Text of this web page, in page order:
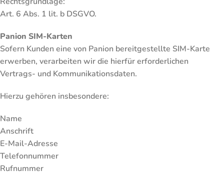
Art. 6 Abs. 1 lit. b DSGVO.
Panion SIM-Karten
Sofern Kunden eine von Panion bereitgestellte SIM-Karte
erwerben, verarbeiten wir die hierfür erforderlichen
Vertrags- und Kommunikationsdaten.
Hierzu gehören insbesondere:
Name
Anschrift
E-Mail-Adresse
Telefonnummer
Rufnummer